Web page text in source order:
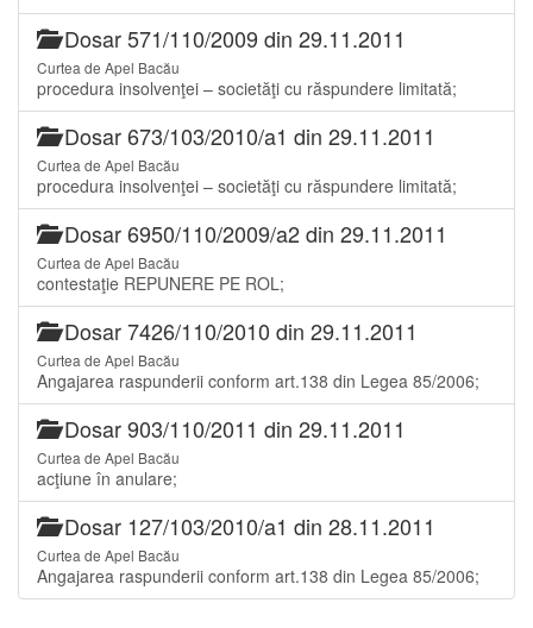
Dosar 571/110/2009 din 29.11.2011
Curtea de Apel Bacău
procedura insolvenţei – societăţi cu răspundere limitată;
Dosar 673/103/2010/a1 din 29.11.2011
Curtea de Apel Bacău
procedura insolvenţei – societăţi cu răspundere limitată;
Dosar 6950/110/2009/a2 din 29.11.2011
Curtea de Apel Bacău
contestaţie REPUNERE PE ROL;
Dosar 7426/110/2010 din 29.11.2011
Curtea de Apel Bacău
Angajarea raspunderii conform art.138 din Legea 85/2006;
Dosar 903/110/2011 din 29.11.2011
Curtea de Apel Bacău
acţiune în anulare;
Dosar 127/103/2010/a1 din 28.11.2011
Curtea de Apel Bacău
Angajarea raspunderii conform art.138 din Legea 85/2006;